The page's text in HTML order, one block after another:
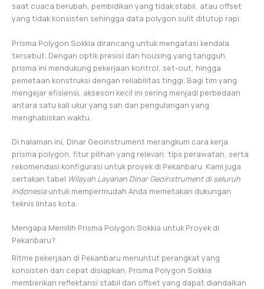
saat cuaca berubah, pembidikan yang tidak stabil, atau offset
yang tidak konsisten sehingga data polygon sulit ditutup rapi.
Prisma Polygon Sokkia dirancang untuk mengatasi kendala
tersebut. Dengan optik presisi dan housing yang tangguh,
prisma ini mendukung pekerjaan kontrol, set-out, hingga
pemetaan konstruksi dengan reliabilitas tinggi. Bagi tim yang
mengejar efisiensi, aksesori kecil ini sering menjadi perbedaan
antara satu kali ukur yang sah dan pengulangan yang
menghabiskan waktu.
Di halaman ini, Dinar Geoinstrument merangkum cara kerja
prisma polygon, fitur pilihan yang relevan, tips perawatan, serta
rekomendasi konfigurasi untuk proyek di Pekanbaru. Kami juga
sertakan tabel Wilayah Layanan Dinar Geoinstrument di seluruh
Indonesiauntuk mempermudah Anda memetakan dukungan
teknis lintas kota.
Mengapa Memilih Prisma Polygon Sokkia untuk Proyek di
Pekanbaru?
Ritme pekerjaan di Pekanbaru menuntut perangkat yang
konsisten dan cepat disiapkan. Prisma Polygon Sokkia
memberikan reflektansi stabil dan offset yang dapat diandalkan